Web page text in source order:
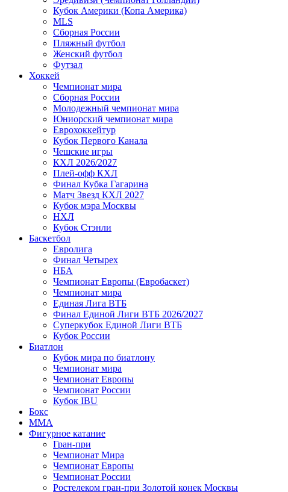
Кубок Америки (Копа Америка)
MLS
Сборная России
Пляжный футбол
Женский футбол
Футзал
Хоккей
Чемпионат мира
Сборная России
Молодежный чемпионат мира
Юниорский чемпионат мира
Еврохоккейтур
Кубок Первого Канала
Чешские игры
КХЛ 2026/2027
Плей-офф КХЛ
Финал Кубка Гагарина
Матч Звезд КХЛ 2027
Кубок мэра Москвы
НХЛ
Кубок Стэнли
Баскетбол
Евролига
Финал Четырех
НБА
Чемпионат Европы (Евробаскет)
Чемпионат мира
Единая Лига ВТБ
Финал Единой Лиги ВТБ 2026/2027
Суперкубок Единой Лиги ВТБ
Кубок России
Биатлон
Кубок мира по биатлону
Чемпионат мира
Чемпионат Европы
Чемпионат России
Кубок IBU
Бокс
MMA
Фигурное катание
Гран-при
Чемпионат Мира
Чемпионат Европы
Чемпионат России
Ростелеком гран-при Золотой конек Москвы